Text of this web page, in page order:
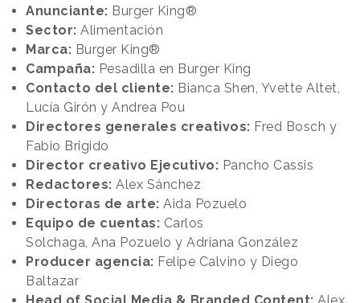
Anunciante: Burger King®
Sector: Alimentación
Marca: Burger King®
Campaña: Pesadilla en Burger King
Contacto del cliente: Bianca Shen, Yvette Altet,
Lucía Girón y Andrea Pou
Directores generales creativos: Fred Bosch y
Fabio Brigido
Director creativo Ejecutivo: Pancho Cassis
Redactores: Alex Sánchez
Directoras de arte: Aida Pozuelo
Equipo de cuentas: Carlos
Solchaga, Ana Pozuelo y Adriana González
Producer agencia: Felipe Calvino y Diego
Baltazar
Head of Social Media & Branded Content: Alex